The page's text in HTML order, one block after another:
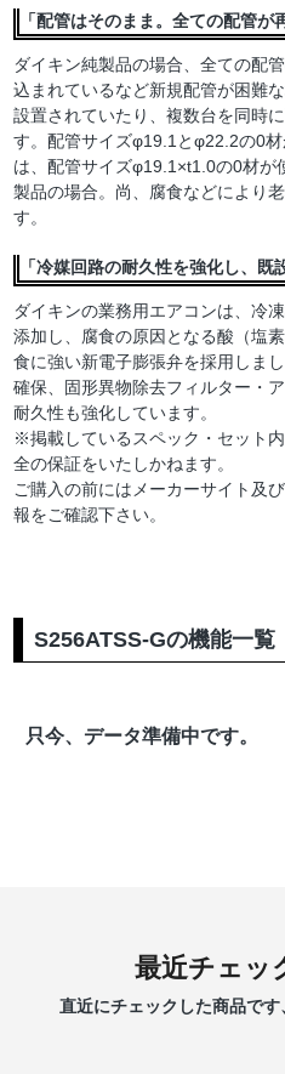
「配管はそのまま。全ての配管が
ダイキン純製品の場合、全ての配
込まれているなど新規配管が困難
設置されていたり、複数台を同時
す。配管サイズφ19.1とφ22.2の0
は、配管サイズφ19.1×t1.0の0材
製品の場合。尚、腐食などにより
す。
「冷媒回路の耐久性を強化し、既
ダイキンの業務用エアコンは、冷
添加し、腐食の原因となる酸（塩
食に強い新電子膨張弁を採用しま
確保、固形異物除去フィルター・
耐久性も強化しています。
※掲載しているスペック・セット
全の保証をいたしかねます。
ご購入の前にはメーカーサイト及
報をご確認下さい。
S256ATSS-Gの機能一覧
只今、データ準備中です。
最近チェッ
直近にチェックした商品です